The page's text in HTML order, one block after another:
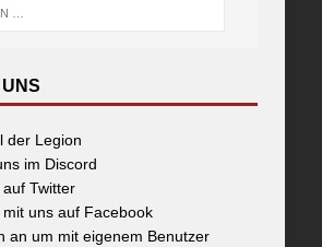
der Legion
im Discord
Twitter
mit uns auf Facebook
an um mit eigenem Benutzer